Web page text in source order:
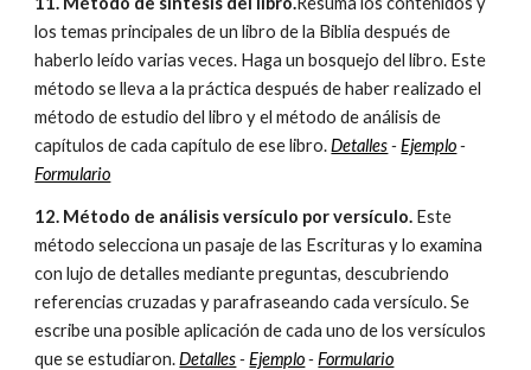
los temas principales de un libro de la Biblia después de
haberlo leído varias veces. Haga un bosquejo del libro. Este
método se lleva a la práctica después de haber realizado el
método de estudio del libro y el método de análisis de
capítulos de cada capítulo de ese libro.Detalles-Ejemplo-
Formulario
12. Método de análisis versículo por versículo. Este
método selecciona un pasaje de las Escrituras y lo examina
con lujo de detalles mediante preguntas, descubriendo
referencias cruzadas y parafraseando cada versículo. Se
escribe una posible aplicación de cada uno de los versículos
que se estudiaron.Detalles-Ejemplo-Formulario